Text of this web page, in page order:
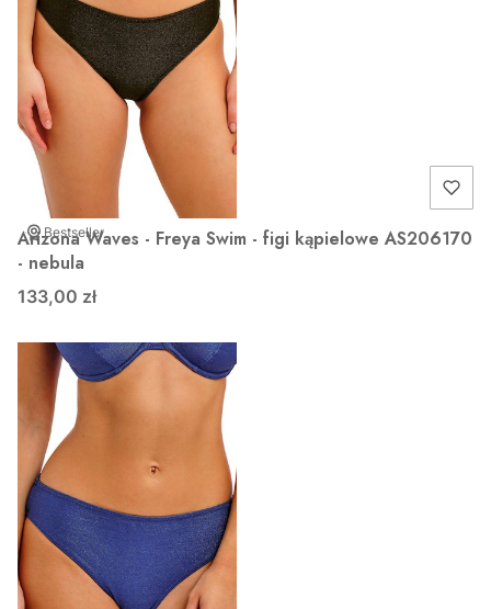
Bestseller
Arizona Waves - Freya Swim - figi kąpielowe AS206170
- nebula
133,00 zł